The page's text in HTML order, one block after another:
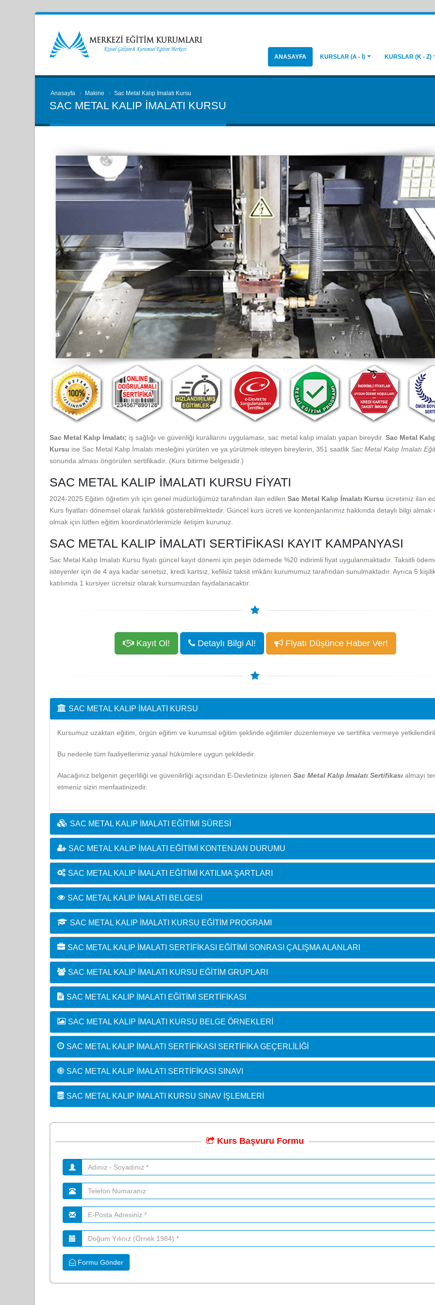
ANASAYFA KURSLAR (A - İ) KURSLAR (K - Z)
Anasayfa Makine Sac Metal Kalıp İmalatı Kursu
SAC METAL KALIP İMALATI KURSU
Sac Metal Kalıp İmalatı; iş sağlığı ve güvenliği kurallarını uygulaması, sac metal kalıp imalatı yapan bireydir. Sac Metal
Kursu ise Sac Metal Kalıp İmalatı mesleğini yürüten ve ya yürütmek isteyen bireylerin, 351 saatlik Sac Metal Kalıp İmalatı
sonunda alması öngörülen sertifikadır. (Kurs bitirme belgesidir.)
SAC METAL KALIP İMALATI KURSU FIYATI
2024-2025 Eğitim öğretim yılı için genel müdürlüğümüz tarafından ilan edilen Sac Metal Kalıp İmalatı Kursu ücretimiz ilan
Kurs fiyatları dönemsel olarak farklılık gösterebilmektedir. Güncel kurs ücreti ve kontenjanlarımız hakkında detaylı bilgi almak
olmak için lütfen eğitim koordinatörlerimizle iletişim kurunuz.
SAC METAL KALIP İMALATI SERTIFIKASI KAYIT KAMPANYASI
Sac Metal Kalıp İmalatı Kursu fiyatı güncel kayıt dönemi için peşin ödemede %20 indirimli fiyat uygulanmaktadır. Taksitli
isteyenler için de 4 aya kadar senetsiz, kredi kartsız, kefilsiz taksit imkânı kurumumuz tarafından sunulmaktadır. Ayrıca 5
katılımda 1 kursiyer ücretsiz olarak kursumuzdan faydalanacaktır.
Kayıt Ol! Detaylı Bilgi Al! Fiyatı Düşünce Haber Ver!
SAC METAL KALIP İMALATI KURSU
Kursumuz uzaktan eğitim, örgün eğitim ve kurumsal eğitim şeklinde eğitimler düzenlemeye ve sertifika vermeye
Bu nedenle tüm faaliyetlerimiz yasal hükümlere uygun şekildedir.
Alacağınız belgenin geçerliliği ve güvenilirliği açısından E-Devletinize işlenen Sac Metal Kalıp İmalatı Sertifikası almayı
etmeniz sizin menfaatinizedir.
SAC METAL KALIP İMALATI EĞITIMI SÜRESI
SAC METAL KALIP İMALATI EĞITIMI KONTENJAN DURUMU
SAC METAL KALIP İMALATI EĞITIMI KATILMA ŞARTLARI
SAC METAL KALIP İMALATI BELGESI
SAC METAL KALIP İMALATI KURSU EĞITIM PROGRAMI
SAC METAL KALIP İMALATI SERTIFIKASI EĞITIMI SONRASI ÇALIŞMA ALANLARI
SAC METAL KALIP İMALATI KURSU EĞITIM GRUPLARI
SAC METAL KALIP İMALATI EĞITIMI SERTIFIKASI
SAC METAL KALIP İMALATI KURSU BELGE ÖRNEKLERI
SAC METAL KALIP İMALATI SERTIFIKASI SERTIFIKA GEÇERLILIĞI
SAC METAL KALIP İMALATI SERTIFIKASI SINAVI
SAC METAL KALIP İMALATI KURSU SINAV İŞLEMLERI
Kurs Başvuru Formu
Formu Gönder